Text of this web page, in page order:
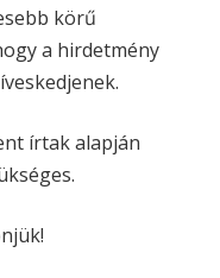
körű
a hirdetmény
írtak alapján